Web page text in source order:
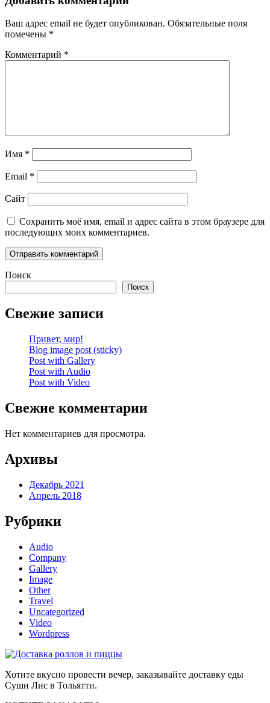
Ваш адрес email не будет опубликован. Обязательные поля
помечены *
Комментарий *
Имя *
Email *
Сайт
Сохранить моё имя, email и адрес сайта в этом браузере для
последующих моих комментариев.
Поиск
Поиск
Свежие записи
Привет, мир!
Blog image post (sticky)
Post with Gallery
Post with Audio
Post with Video
Свежие комментарии
Нет комментариев для просмотра.
Архивы
Декабрь 2021
Апрель 2018
Рубрики
Audio
Company
Gallery
Image
Other
Travel
Uncategorized
Video
Wordpress
Хотите вкусно провести вечер, заказывайте доставку еды
Суши Лис в Тольятти.